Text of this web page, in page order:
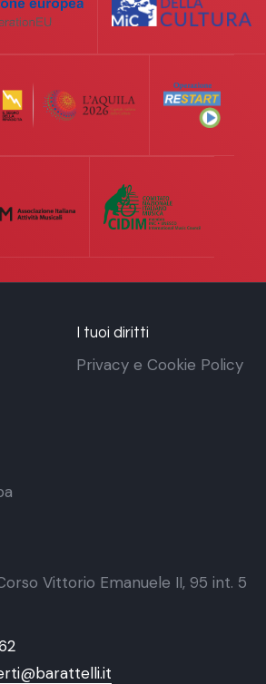
I tuoi diritti
Privacy e Cookie Policy
Vittorio Emanuele II, 95 int. 5